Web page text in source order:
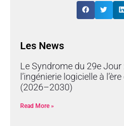
Les News
Le Syndrome du 29e
l’ingénierie logicielle à
(2026–2030)
Read More »